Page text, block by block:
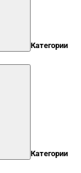
Категории
Категории